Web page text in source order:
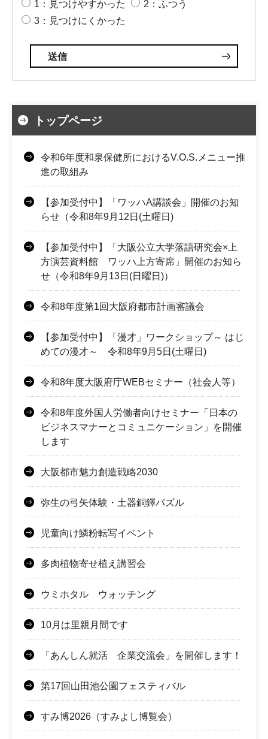
1：見つけやすかった
2：ふつう
3：見つけにくかった
トップページ
令和6年度和泉保健所におけるV.O.S.メニュー推
進の取組み
【参加受付中】「ワッハA講談会」開催のお知
らせ（令和8年9月12日(土曜日)
【参加受付中】「大阪公立大学落語研究会×上
方演芸資料館 ワッハ上方寄席」開催のお知ら
せ（令和8年9月13日(日曜日)）
令和8年度第1回大阪府都市計画審議会
【参加受付中】「漫才」ワークショップ～ はじ
めての漫才～ 令和8年9月5日(土曜日)
令和8年度大阪府庁WEBセミナー（社会人等）
令和8年度外国人労働者向けセミナー「日本の
ビジネスマナーとコミュニケーション」を開催
します
大阪都市魅力創造戦略2030
弥生の弓矢体験・土器銅鐸パズル
児童向け鱗粉転写イベント
多肉植物寄せ植え講習会
ウミホタル ウォッチング
10月は里親月間です
「あんしん就活 企業交流会」を開催します！
第17回山田池公園フェスティバル
すみ博2026（すみよし博覧会）